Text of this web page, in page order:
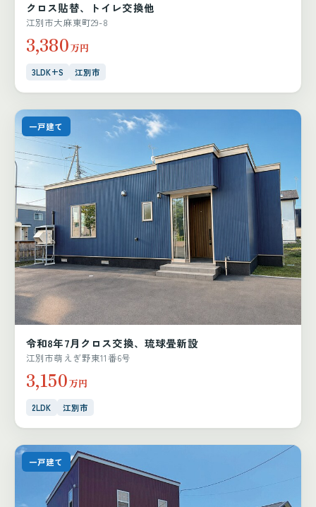
クロス貼替、トイレ交換他
江別市大麻東町29-8
3,380万円
3LDK+S 江別市
一戸建て
令和8年7月クロス交換、琉球畳新設
江別市萌えぎ野東11番6号
3,150万円
2LDK 江別市
一戸建て